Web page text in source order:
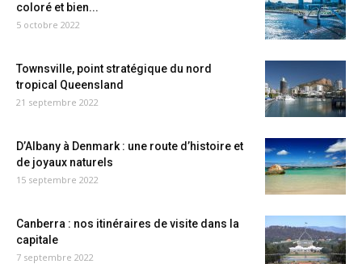
coloré et bien...
5 octobre 2022
Townsville, point stratégique du nord
tropical Queensland
21 septembre 2022
D’Albany à Denmark : une route d’histoire et
de joyaux naturels
15 septembre 2022
Canberra : nos itinéraires de visite dans la
capitale
7 septembre 2022